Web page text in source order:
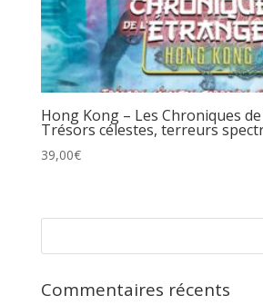
Hong Kong – Les Chroniques de
Trésors célestes, terreurs
39,00€
Commentaires récents